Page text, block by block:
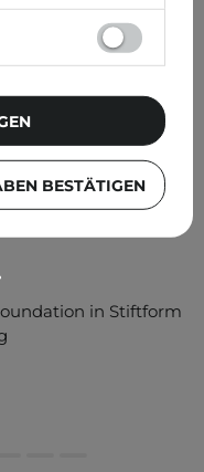
in Stiftform
BESTÄTIGEN